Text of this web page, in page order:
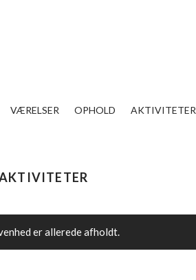
VÆRELSER OPHOLD AKTIVITETER
er allerede afholdt.